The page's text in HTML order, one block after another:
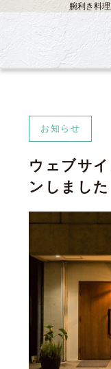
腕利き料
お知らせ
ウェブサ
ンしました